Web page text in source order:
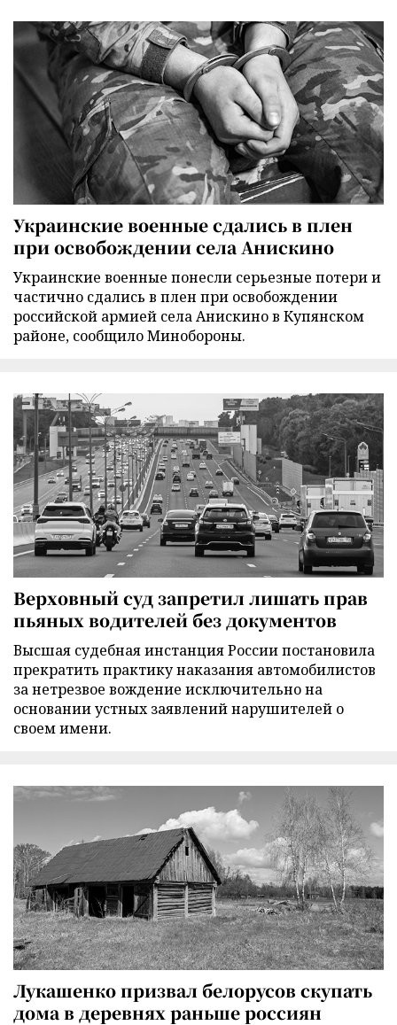
Украинские военные сдались в плен
при освобождении села Анискино
Украинские военные понесли серьезные потери и
частично сдались в плен при освобождении
российской армией села Анискино в Купянском
районе, сообщило Минобороны.
Верховный суд запретил лишать прав
пьяных водителей без документов
Высшая судебная инстанция России постановила
прекратить практику наказания автомобилистов
за нетрезвое вождение исключительно на
основании устных заявлений нарушителей о
своем имени.
Лукашенко призвал белорусов скупать
дома в деревнях раньше россиян